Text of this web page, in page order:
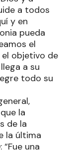
a todos
y en
pueda
el
objetivo de
a su
todo su
la
de la
la última
una